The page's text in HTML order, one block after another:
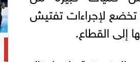
تخضع لإجراءات تفتيش
إلى القطاع.